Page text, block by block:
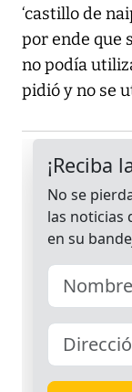
‘castillo de
por ende que
no podía
pidió y no se